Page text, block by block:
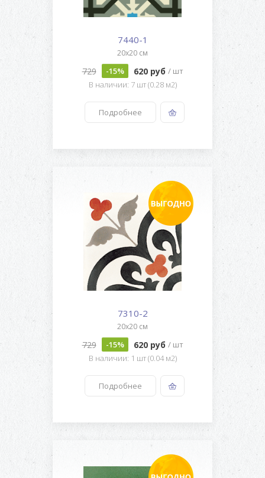
7440-1
20x20 см
729 -15% 620 руб / шт
В наличии: 7 шт (0.28 м2)
Подробнее
7310-2
20x20 см
729 -15% 620 руб / шт
В наличии: 1 шт (0.04 м2)
Подробнее